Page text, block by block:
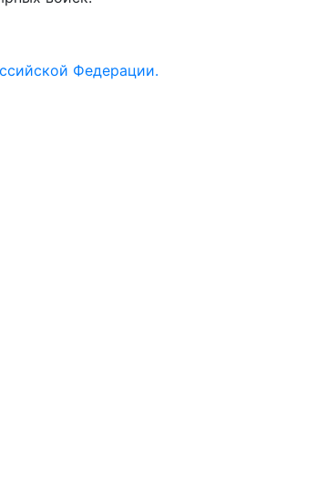
Федерации.